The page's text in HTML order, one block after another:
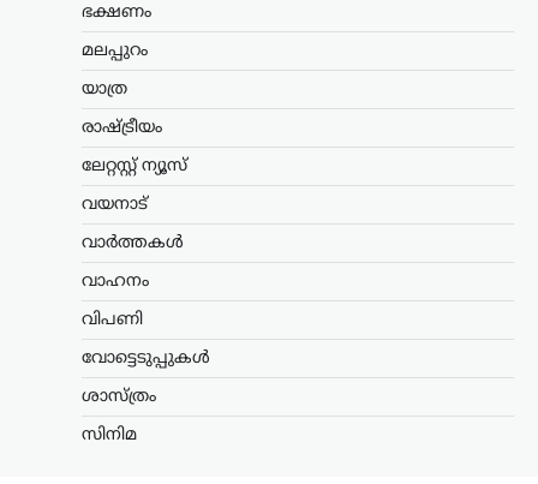
ഭക്ഷണം
മലപ്പുറം
യാത്ര
രാഷ്ട്രീയം
ലേറ്റസ്റ്റ് ന്യൂസ്
വയനാട്
വാർത്തകൾ
വാഹനം
വിപണി
വോട്ടെടുപ്പുകൾ
ശാസ്ത്രം
സിനിമ
ചിത്രം പ്രചരിപ്പിച്ചവർക്കെതിരെ
ആരംഭിച്ചതായി സിപിഐഎം നേതാവ് P.
അറസ്റ്റിലായ അർജുൻ ആയങ്കിയെ…
ഇന്ത്യയുടെ ബ്രഹ്മോസിന്
ആഗോള ഡിമാൻഡ്;
നിരവധി രാജ്യങ്ങൾ
പ്രകടിപ്പിക്കുന്നു
ഇന്ത്യയുടെ ഏറ്റവും കരുത്തുറ്റ ആയുധ